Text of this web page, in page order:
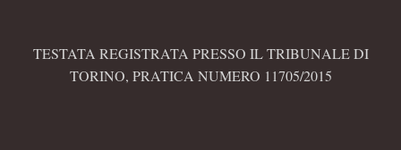
TESTATA REGISTRATA PRESSO IL TRIBUNALE DI
TORINO, PRATICA NUMERO 11705/2015